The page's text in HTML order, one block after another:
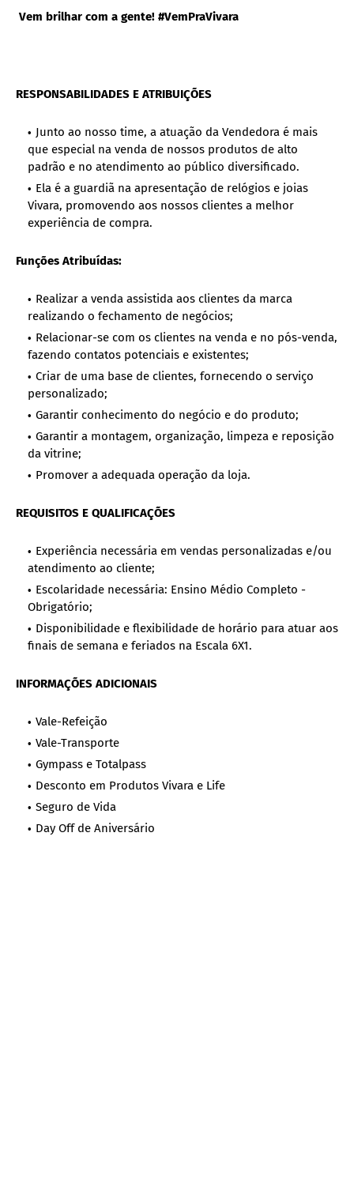
Vem brilhar com a gente! #VemPraVivara
RESPONSABILIDADES E ATRIBUIÇÕES
Junto ao nosso time, a atuação da Vendedora é mais
que especial na venda de nossos produtos de alto
padrão e no atendimento ao público diversificado.
Ela é a guardiã na apresentação de relógios e joias
Vivara, promovendo aos nossos clientes a melhor
experiência de compra.
Funções Atribuídas:
Realizar a venda assistida aos clientes da marca
realizando o fechamento de negócios;
Relacionar-se com os clientes na venda e no pós-venda,
fazendo contatos potenciais e existentes;
Criar de uma base de clientes, fornecendo o serviço
personalizado;
Garantir conhecimento do negócio e do produto;
Garantir a montagem, organização, limpeza e reposição
da vitrine;
Promover a adequada operação da loja.
REQUISITOS E QUALIFICAÇÕES
Experiência necessária em vendas personalizadas e/ou
atendimento ao cliente;
Escolaridade necessária: Ensino Médio Completo -
Obrigatório;
Disponibilidade e flexibilidade de horário para atuar aos
finais de semana e feriados na Escala 6X1.
INFORMAÇÕES ADICIONAIS
Vale-Refeição
Vale-Transporte
Gympass e Totalpass
Desconto em Produtos Vivara e Life
Seguro de Vida
Day Off de Aniversário